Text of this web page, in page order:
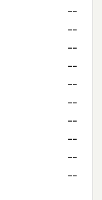
--
--
--
--
--
--
--
--
--
--